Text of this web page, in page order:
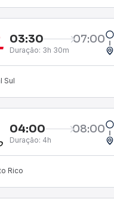
03:30 07:00
Duração: 3h 30m
Sul
04:00 08:00
Duração: 4h
Rico